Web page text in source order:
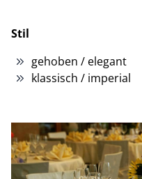
Stil
gehoben / elegant
klassisch / imperial